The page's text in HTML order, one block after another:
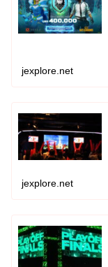
jexplore.net
jexplore.net